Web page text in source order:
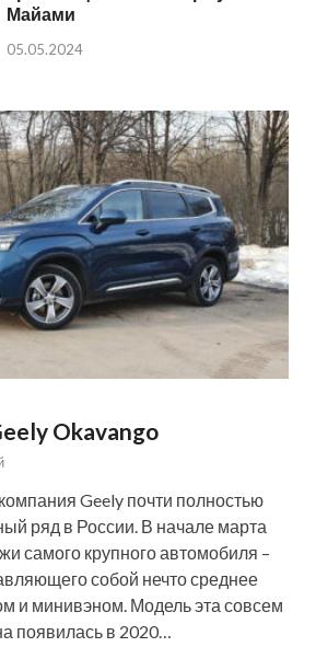
Майами
05.05.2024
Okavango
Geely почти полностью
ряд в России. В начале марта
самого крупного автомобиля –
собой нечто среднее
и минивэном. Модель эта совсем
появилась в 2020…